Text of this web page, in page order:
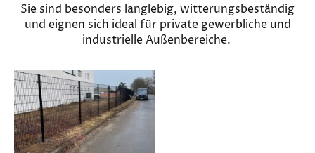
Sie sind besonders langlebig, witterungsbeständig
und eignen sich ideal für private gewerbliche und
industrielle Außenbereiche.